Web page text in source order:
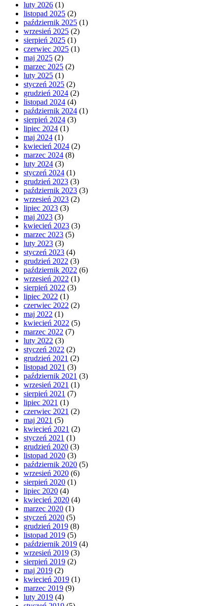
luty 2026 (1)
listopad 2025 (2)
październik 2025 (1)
wrzesień 2025 (2)
sierpień 2025 (1)
czerwiec 2025 (1)
maj 2025 (2)
marzec 2025 (2)
luty 2025 (1)
styczeń 2025 (2)
grudzień 2024 (2)
listopad 2024 (4)
październik 2024 (1)
sierpień 2024 (3)
lipiec 2024 (1)
maj 2024 (1)
kwiecień 2024 (2)
marzec 2024 (8)
luty 2024 (3)
styczeń 2024 (1)
grudzień 2023 (3)
październik 2023 (3)
wrzesień 2023 (2)
lipiec 2023 (3)
maj 2023 (3)
kwiecień 2023 (3)
marzec 2023 (5)
luty 2023 (3)
styczeń 2023 (4)
grudzień 2022 (3)
październik 2022 (6)
wrzesień 2022 (1)
sierpień 2022 (3)
lipiec 2022 (1)
czerwiec 2022 (2)
maj 2022 (1)
kwiecień 2022 (5)
marzec 2022 (7)
luty 2022 (3)
styczeń 2022 (2)
grudzień 2021 (2)
listopad 2021 (3)
październik 2021 (3)
wrzesień 2021 (1)
sierpień 2021 (7)
lipiec 2021 (1)
czerwiec 2021 (2)
maj 2021 (5)
kwiecień 2021 (2)
styczeń 2021 (1)
grudzień 2020 (3)
listopad 2020 (3)
październik 2020 (5)
wrzesień 2020 (6)
sierpień 2020 (1)
lipiec 2020 (4)
kwiecień 2020 (4)
marzec 2020 (1)
styczeń 2020 (5)
grudzień 2019 (8)
listopad 2019 (5)
październik 2019 (4)
wrzesień 2019 (3)
sierpień 2019 (2)
maj 2019 (2)
kwiecień 2019 (1)
marzec 2019 (9)
luty 2019 (4)